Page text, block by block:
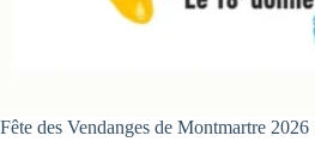
Fête des Vendanges de Montmartre